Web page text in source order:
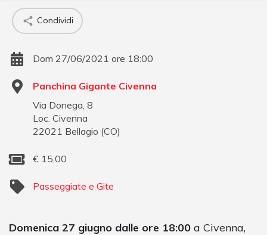
Condividi
Dom 27/06/2021 ore 18:00
Panchina Gigante Civenna
Via Donega, 8
Loc. Civenna
22021 Bellagio (CO)
€ 15,00
Passeggiate e Gite
Domenica 27 giugno dalle ore 18:00 a Civenna,